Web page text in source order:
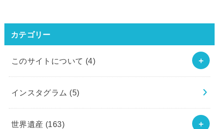
カテゴリー
このサイトについて (4)
インスタグラム (5)
世界遺産 (163)